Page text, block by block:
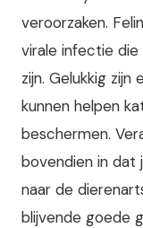
veroorzaken.
virale infectie
zijn. Gelukkig
kunnen helpen
beschermen.
bovendien in
naar de
blijvende goede